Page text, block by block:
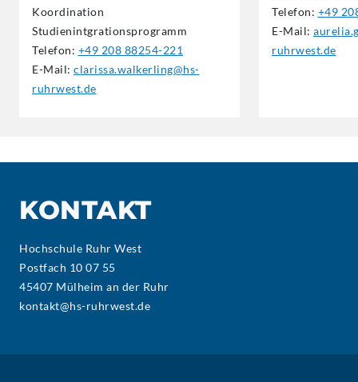
Koordination
Studienintgrationsprogramm
Telefon: +49 208 88254-221
E-Mail: clarissa.walkerling@hs-
ruhrwest.de
Telefon: +49
E-Mail:
ruhrwest.de
KONTAKT
Hochschule Ruhr West
Postfach 10 07 55
45407 Mülheim an der Ruhr
kontakt@hs-ruhrwest.de